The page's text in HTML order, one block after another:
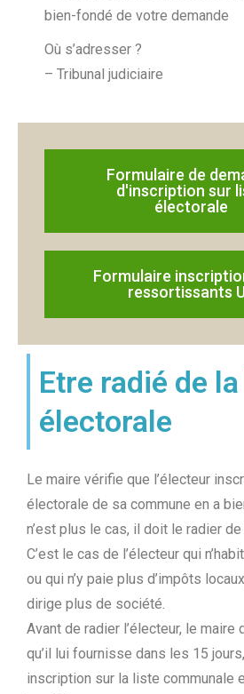
bien-fondé de votre demande
Où s’adresser ?
– Tribunal judiciaire
Formulaire de
d'inscription sur
électorale
Formulaire
ressortissants
Etre radié de
électorale
Le maire vérifie que l’électeur
électorale de sa commune en a
n’est plus le cas, il doit le radier
​​​​​​​C’est le cas de l’électeur qui
ou qui n’y paie plus d’impôts
dirige plus de société.
Avant de radier l’électeur, le maire
qu’il lui fournisse dans les 15
inscription sur la liste communale